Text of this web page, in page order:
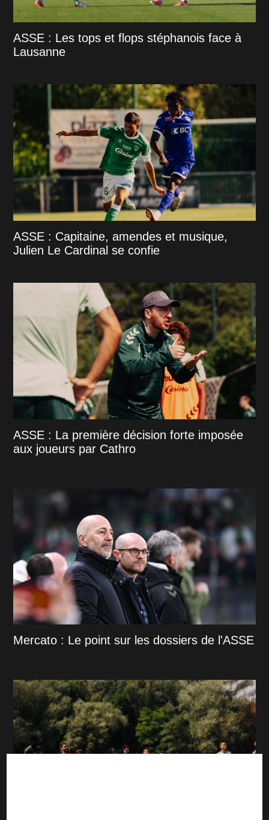
ASSE : Les tops et flops stéphanois face à
Lausanne
ASSE : Capitaine, amendes et musique,
Julien Le Cardinal se confie
ASSE : La première décision forte imposée
aux joueurs par Cathro
Mercato : Le point sur les dossiers de l'ASSE